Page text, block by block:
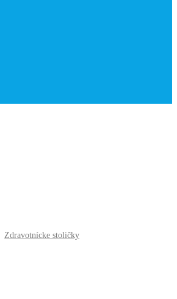
Zdravotnícke stoličky